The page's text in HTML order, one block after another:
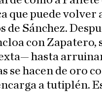
que puede volver
de Sánchez.
con Zapatero,
hasta
se hacen de oro
a tutiplén.